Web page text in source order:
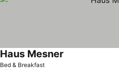
Bed & Breakfast
Haus Mesner